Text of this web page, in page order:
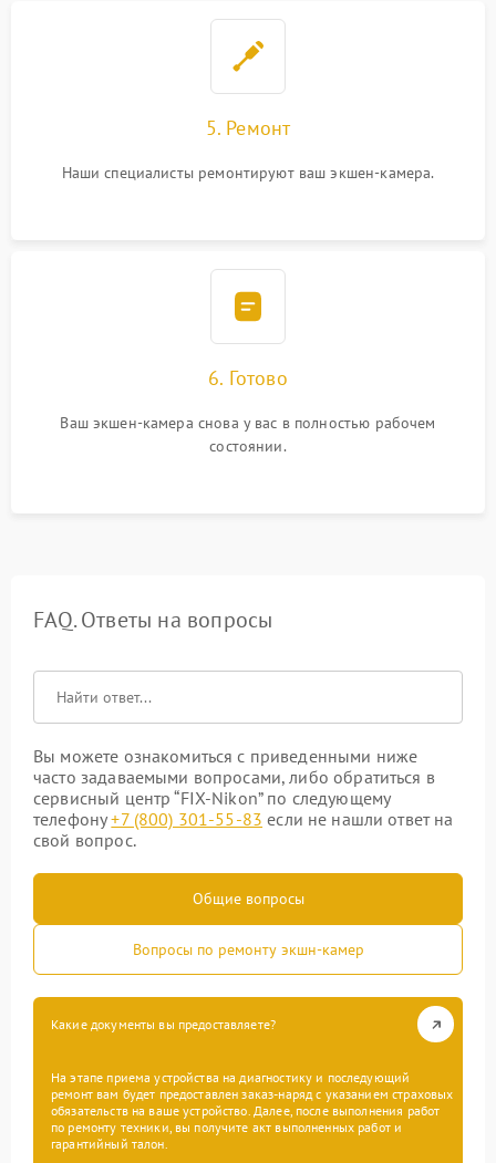
5. Ремонт
Наши специалисты ремонтируют ваш экшен-камера.
6. Готово
Ваш экшен-камера снова у вас в полностью рабочем
состоянии.
FAQ. Ответы на вопросы
Вы можете ознакомиться с приведенными ниже
часто задаваемыми вопросами, либо обратиться в
сервисный центр “FIX-Nikon” по следующему
телефону+7 (800) 301-55-83 если не нашли ответ на
свой вопрос.
Общие вопросы
Вопросы по ремонту экшн-камер
Какие документы вы предоставляете?
На этапе приема устройства на диагностику и последующий
ремонт вам будет предоставлен заказ-наряд с указанием страховых
обязательств на ваше устройство. Далее, после выполнения работ
по ремонту техники, вы получите акт выполненных работ и
гарантийный талон.